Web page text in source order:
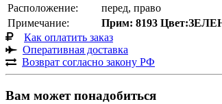
Расположение:
перед, право
Примечание:
Прим: 8193
Как оплатить заказ
Оперативная доставка
Возврат согласно закону РФ
Вам может понадобиться